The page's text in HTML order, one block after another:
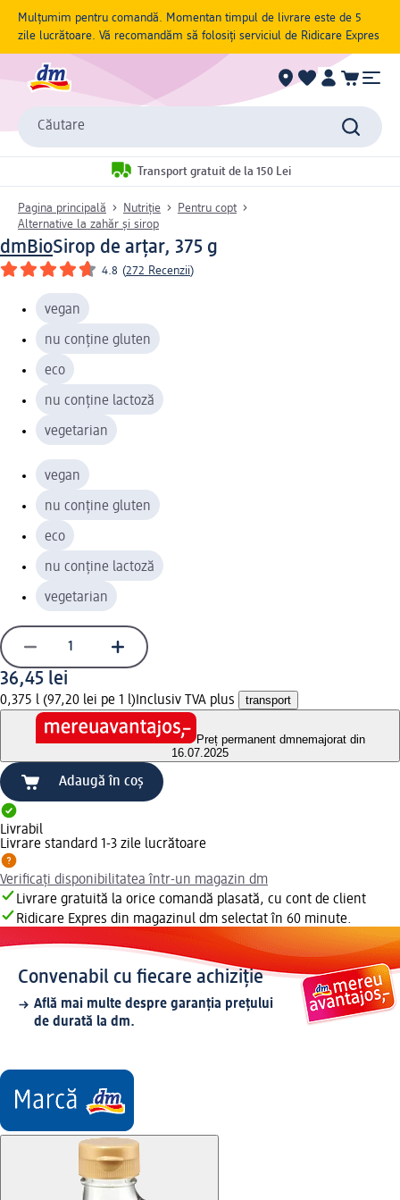
Mulțumim pentru comandă. Momentan timpul de livrare este de 5
zile lucrătoare. Vă recomandăm să folosiți serviciul de Ridicare Expres
Căutare
Transport gratuit de la 150 Lei
Pagina principală Nutriție
Pentru copt
Alternative la zahăr și sirop
dmBioSirop de arțar, 375 g
4.8 (272 Recenzii)
vegan
nu conține gluten
eco
nu conține lactoză
vegetarian
vegan
nu conține gluten
eco
nu conține lactoză
vegetarian
36,45 lei
0,375 l (97,20 lei pe 1 l) Inclusiv TVA plus transport
Preț permanent dmnemajorat din
16.07.2025
Adaugă în coș
Livrabil
Livrare standard 1-3 zile lucrătoare
Verificați disponibilitatea într-un magazin dm
Livrare gratuită la orice comandă plasată, cu cont de client
Ridicare Expres din magazinul dm selectat în 60 minute.
Convenabil cu fiecare achiziție
Află mai multe despre garanția prețului
de durată la dm.